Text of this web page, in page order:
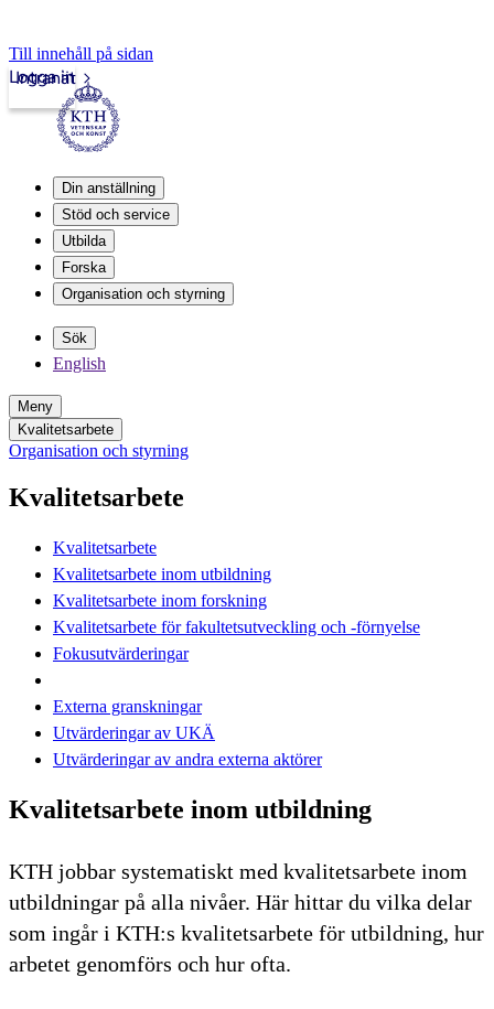
Till innehåll på sidan
Intranät
Logga in
Din anställning
Stöd och service
Utbilda
Forska
Organisation och styrning
Sök
English
Meny
Kvalitetsarbete
Organisation och styrning
Kvalitetsarbete
Kvalitetsarbete
Kvalitetsarbete inom utbildning
Kvalitetsarbete inom forskning
Kvalitetsarbete för fakultetsutveckling och -förnyelse
Fokusutvärderingar
Externa granskningar
Utvärderingar av UKÄ
Utvärderingar av andra externa aktörer
Kvalitetsarbete inom utbildning
KTH jobbar systematiskt med kvalitetsarbete inom
utbildningar på alla nivåer. Här hittar du vilka delar
som ingår i KTH:s kvalitetsarbete för utbildning, hur
arbetet genomförs och hur ofta.